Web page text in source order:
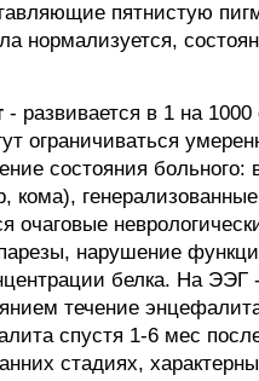
пятнистую
нормализуется,
- развивается в 1 на
ограничиваться
состояния
кома),
очаговые
нарушение
белка. На
течение
спустя 1-6 мес
стадиях,